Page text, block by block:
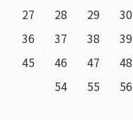
27
28 29 30
36
37 38 39
45
46 47 48
54
55 56